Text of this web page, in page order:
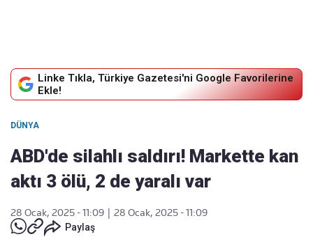
Linke Tıkla, Türkiye Gazetesi'ni Google Favorilerine
Ekle!
DÜNYA
ABD'de silahlı saldırı! Markette kan
aktı 3 ölü, 2 de yaralı var
28 Ocak, 2025 - 11:09
28 Ocak, 2025 - 11:09
Paylaş